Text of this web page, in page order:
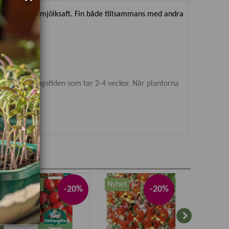
giftiga mjölksaft. Fin både tillsammans med andra
groningstiden som tar 2-4 veckor. När plantorna
-20%
Nyhet -20%
Nyhet